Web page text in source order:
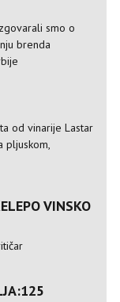
smo o
brenda
od vinarije Lastar
pljuskom,
VINSKO